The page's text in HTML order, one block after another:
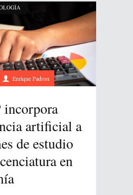
Enrique Padron
artificial a
de estudio
en